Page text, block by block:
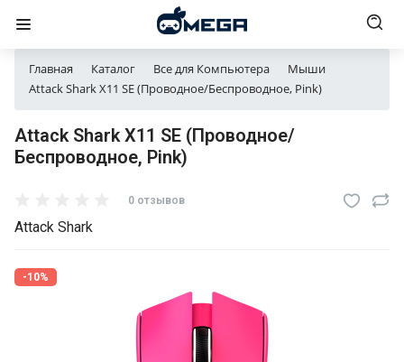
Главная Каталог Все для Компьютера
Мыши
Attack Shark X11 SE (Проводное/Беспроводное, Pink)
Attack Shark X11 SE (Проводное/
Беспроводное, Pink)
0 отзывов
Attack Shark
-10%